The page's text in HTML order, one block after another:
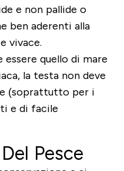
e non pallide o
ben aderenti alla
vivace.
essere quello di mare
la testa non deve
(soprattutto per i
e di facile
Pesce